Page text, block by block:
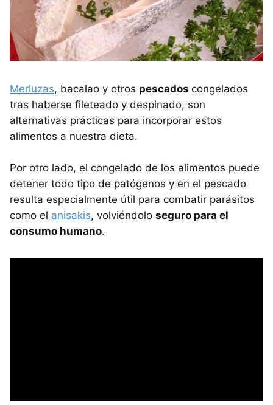
Merluzas, bacalao y otros pescados congelados
tras haberse fileteado y despinado, son
alternativas prácticas para incorporar estos
alimentos a nuestra dieta.
Por otro lado, el congelado de los alimentos puede
detener todo tipo de patógenos y en el pescado
resulta especialmente útil para combatir parásitos
como el anisakis, volviéndolo seguro para el
consumo humano.